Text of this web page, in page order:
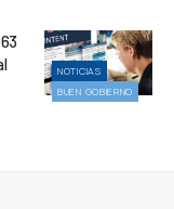
NOTICIAS
BUEN GOBIERNO